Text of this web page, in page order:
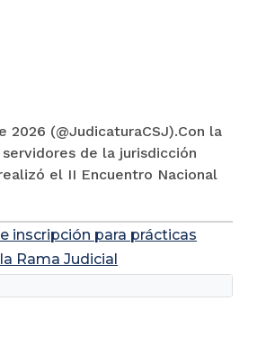
2026 (@JudicaturaCSJ).Con la
de la jurisdicción
el II Encuentro Nacional
inscripción para prácticas
Rama Judicial